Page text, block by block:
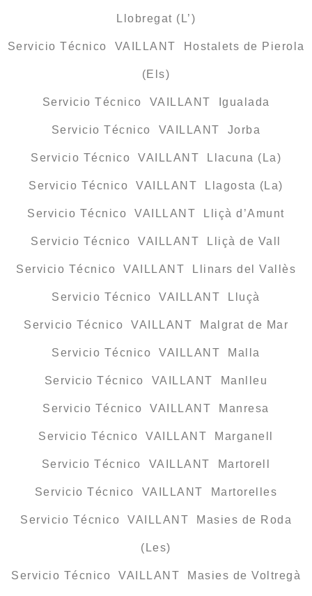
Llobregat (L’)
Servicio Técnico VAILLANT Hostalets de Pierola
(Els)
Servicio Técnico VAILLANT Igualada
Servicio Técnico VAILLANT Jorba
Servicio Técnico VAILLANT Llacuna (La)
Servicio Técnico VAILLANT Llagosta (La)
Servicio Técnico VAILLANT Lliçà d’Amunt
Servicio Técnico VAILLANT Lliçà de Vall
Servicio Técnico VAILLANT Llinars del Vallès
Servicio Técnico VAILLANT Lluçà
Servicio Técnico VAILLANT Malgrat de Mar
Servicio Técnico VAILLANT Malla
Servicio Técnico VAILLANT Manlleu
Servicio Técnico VAILLANT Manresa
Servicio Técnico VAILLANT Marganell
Servicio Técnico VAILLANT Martorell
Servicio Técnico VAILLANT Martorelles
Servicio Técnico VAILLANT Masies de Roda
(Les)
Servicio Técnico VAILLANT Masies de Voltregà